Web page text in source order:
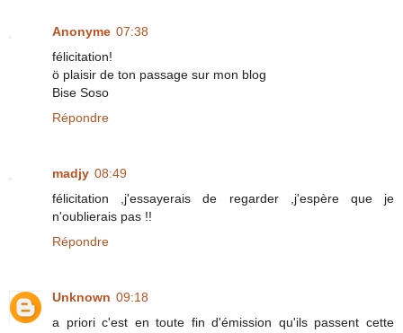
Anonyme 07:38
félicitation!
ö plaisir de ton passage sur mon blog
Bise Soso
Répondre
madjy 08:49
félicitation ,j'essayerais de regarder ,j'espère que je
n'oublierais pas !!
Répondre
Unknown 09:18
a priori c'est en toute fin d'émission qu'ils passent cette